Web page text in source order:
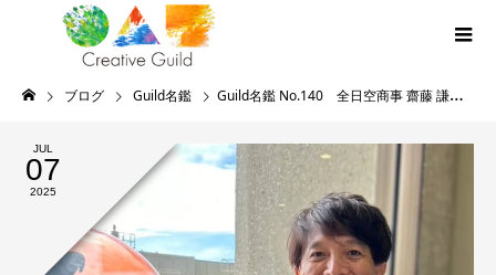
ブログ Guild名鑑 Guild名鑑 No.140 全日空商事 齋藤 謙治さん
JUL
07
2025